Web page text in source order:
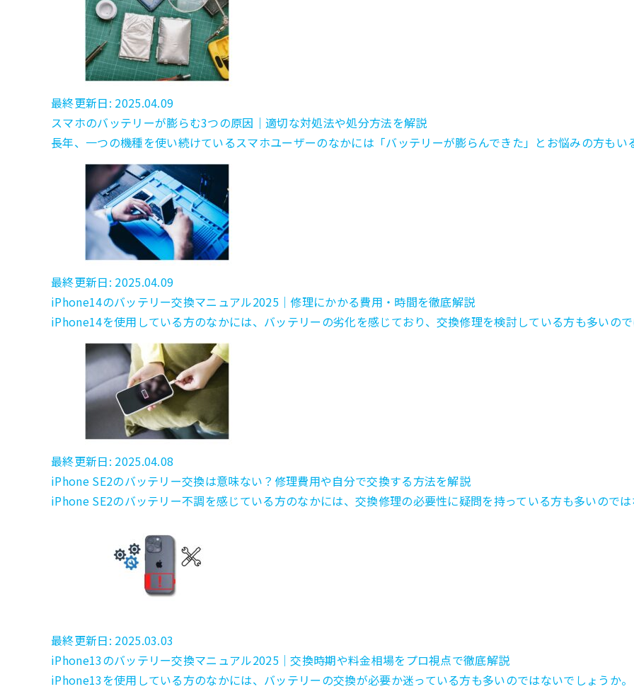
最終更新日: 2025.04.09
スマホのバッテリーが膨らむ3つの原因｜適切な対処法や処分方法を解説
長年、一つの機種を使い続けているスマホユーザーのなかには「バッテリーが膨らんできた」とお悩みの方もい
最終更新日: 2025.04.09
iPhone14のバッテリー交換マニュアル2025｜修理にかかる費用・時間を徹底解説
iPhone14を使用している方のなかには、バッテリーの劣化を感じており、交換修理を検討している方も多いの
最終更新日: 2025.04.08
iPhone SE2のバッテリー交換は意味ない？修理費用や自分で交換する方法を解説
iPhone SE2のバッテリー不調を感じている方のなかには、交換修理の必要性に疑問を持っている方も多いので
最終更新日: 2025.03.03
iPhone13のバッテリー交換マニュアル2025｜交換時期や料金相場をプロ視点で徹底解説
iPhone13を使用している方のなかには、バッテリーの交換が必要か迷っている方も多いのではないでしょうか